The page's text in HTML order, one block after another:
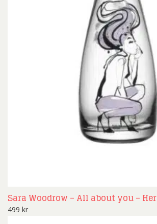
Sara Woodrow – All about you – Her
499 kr